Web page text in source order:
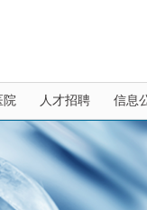
院 人才招聘 信息